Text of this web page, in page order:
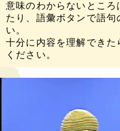
意味のわからないところ
たり、語彙ボタンで語句
い。
十分に内容を理解でき
ください。